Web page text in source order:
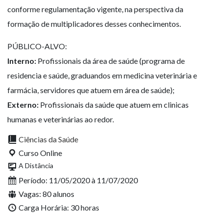
conforme regulamentação vigente, na perspectiva da
formação de multiplicadores desses conhecimentos.
PÚBLICO-ALVO:
Interno: Profissionais da área de saúde (programa de
residencia e saúde, graduandos em medicina veterinária e
farmácia, servidores que atuem em área de saúde);
Externo: Profissionais da saúde que atuem em clinicas
humanas e veterinárias ao redor.
Ciências da Saúde
Curso Online
A Distância
Período: 11/05/2020 à 11/07/2020
Vagas: 80 alunos
Carga Horária: 30 horas